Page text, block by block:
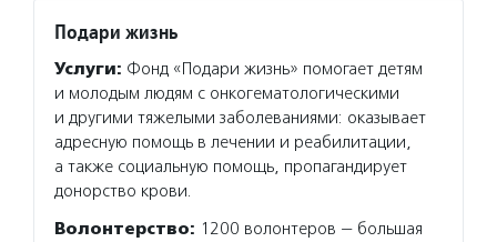
Подари жизнь
Услуги: Фонд «Подари жизнь» помогает детям
и молодым людям с онкогематологическими
и другими тяжелыми заболеваниями: оказывает
адресную помощь в лечении и реабилитации,
а также социальную помощь, пропагандирует
донорство крови.
Волонтерство: 1200 волонтеров — большая